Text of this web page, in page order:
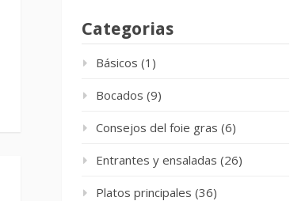
Categorias
Básicos (1)
Bocados (9)
Consejos del foie gras (6)
Entrantes y ensaladas (26)
Platos principales (36)